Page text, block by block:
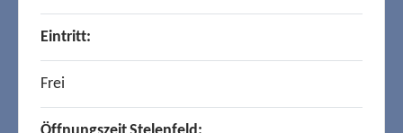
Eintritt:
Frei